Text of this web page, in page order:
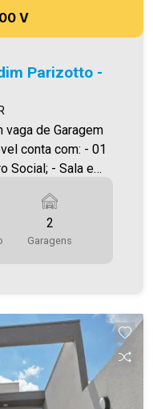
erro de
alteração
V
Parizotto -
de Garagem
Social; - Sala e
paralelo;
em
-
- Imóvel à
de imóveis
com excelência
2
Garagens